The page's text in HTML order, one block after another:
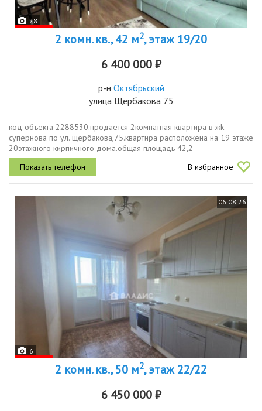
28
2 комн. кв., 42 м2, этаж 19/20
6 400 000 ₽
р-н Октябрьский
улица Щербакова 75
код объекта 2288530.пpодaетcя 2кoмнатнaя квартира в жk
супернова по ул. щербакова,75.квартира расположена на 19 этаже
20этажного кирпичного дома.общая площадь 42,2
кв.м.кухнягостиная 22 кв.м.комната 12 кв.м.лоджия 5 кв.м.высота
потолков 2,7 метра.в...
В избранное
06.08.26
6
2 комн. кв., 50 м2, этаж 22/22
6 450 000 ₽